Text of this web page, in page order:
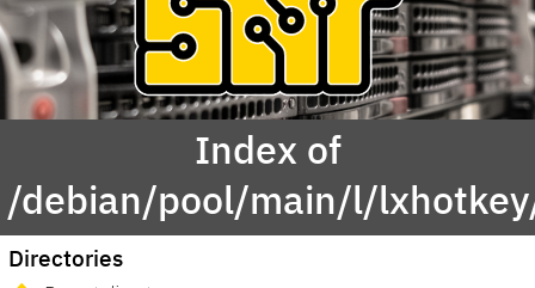
Index of
/debian/pool/main/l/
Directories